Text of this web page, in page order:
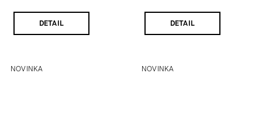
DETAIL DETAIL
NOVINKA NOVINKA